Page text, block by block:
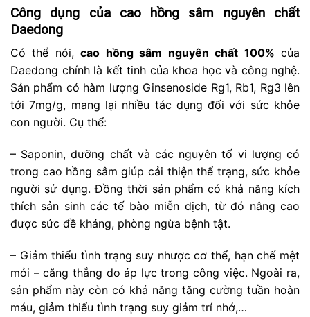
Công dụng của cao hồng sâm nguyên chất
Daedong
Có thể nói,cao hồng sâm nguyên chất 100% của
Daedong chính là kết tinh của khoa học và công nghệ.
Sản phẩm có hàm lượng Ginsenoside Rg1, Rb1, Rg3 lên
tới 7mg/g, mang lại nhiều tác dụng đối với sức khỏe
con người. Cụ thể:
– Saponin, dưỡng chất và các nguyên tố vi lượng có
trong cao hồng sâm giúp cải thiện thể trạng, sức khỏe
người sử dụng. Đồng thời sản phẩm có khả năng kích
thích sản sinh các tế bào miễn dịch, từ đó nâng cao
được sức đề kháng, phòng ngừa bệnh tật.
– Giảm thiểu tình trạng suy nhược cơ thể, hạn chế mệt
mỏi – căng thẳng do áp lực trong công việc. Ngoài ra,
sản phẩm này còn có khả năng tăng cường tuần hoàn
máu, giảm thiểu tình trạng suy giảm trí nhớ,…